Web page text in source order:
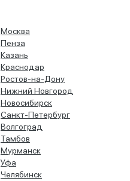
Москва
Пенза
Казань
Краснодар
Ростов-на-Дону
Нижний Новгород
Новосибирск
Санкт-Петербург
Волгоград
Тамбов
Мурманск
Уфа
Челябинск